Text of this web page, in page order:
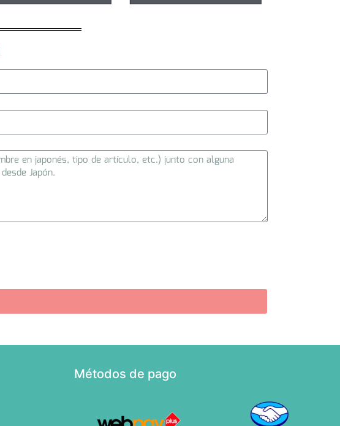
Métodos de pago